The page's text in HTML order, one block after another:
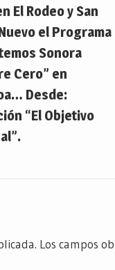
El Rodeo y San
el Programa
Sonora
Cero” en
Desde:
“El Objetivo
Los campos